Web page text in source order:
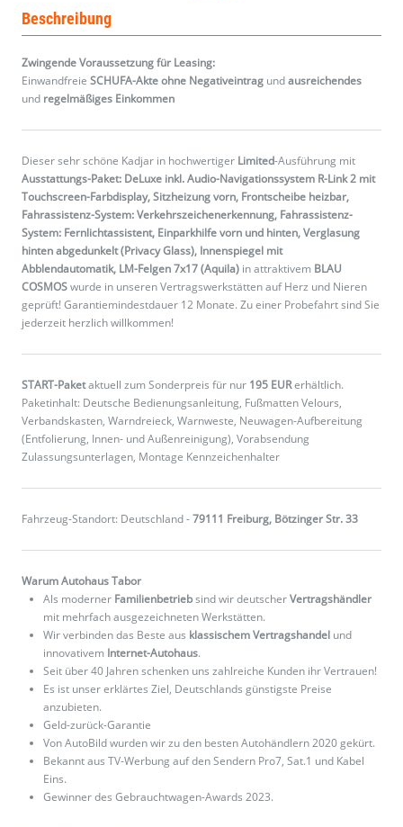
Beschreibung
Zwingende Voraussetzung für Leasing:
Einwandfreie SCHUFA-Akte ohne Negativeintrag undausreichendes
und regelmäßiges Einkommen
Dieser sehr schöne Kadjar in hochwertiger Limited-Ausführung mit
Ausstattungs-Paket: DeLuxe inkl. Audio-Navigationssystem R-Link 2 mit
Touchscreen-Farbdisplay, Sitzheizung vorn, Frontscheibe heizbar,
Fahrassistenz-System: Verkehrszeichenerkennung, Fahrassistenz-
System: Fernlichtassistent, Einparkhilfe vorn und hinten, Verglasung
hinten abgedunkelt (Privacy Glass), Innenspiegel mit
Abblendautomatik, LM-Felgen 7x17 (Aquila) in attraktivem BLAU
COSMOSwurde in unseren Vertragswerkstätten auf Herz und Nieren
geprüft! Garantiemindestdauer 12 Monate. Zu einer Probefahrt sind Sie
jederzeit herzlich willkommen!
START-Paketaktuell zum Sonderpreis für nur 195 EURerhältlich.
Paketinhalt: Deutsche Bedienungsanleitung, Fußmatten Velours,
Verbandskasten, Warndreieck, Warnweste, Neuwagen-Aufbereitung
(Entfolierung, Innen- und Außenreinigung), Vorabsendung
Zulassungsunterlagen, Montage Kennzeichenhalter
Fahrzeug-Standort: Deutschland -79111 Freiburg, Bötzinger Str. 33
Warum Autohaus Tabor
Als moderner Familienbetriebsind wir deutscherVertragshändler
mit mehrfach ausgezeichneten Werkstätten.
Wir verbinden das Beste aus klassischem Vertragshandel und
innovativem Internet-Autohaus.
Seit über 40 Jahren schenken uns zahlreiche Kunden ihr Vertrauen!
Es ist unser erklärtes Ziel, Deutschlands günstigste Preise
anzubieten.
Geld-zurück-Garantie
Von AutoBild wurden wir zu den besten Autohändlern 2020 gekürt.
Bekannt aus TV-Werbung auf den Sendern Pro7, Sat.1 und Kabel
Eins.
Gewinner des Gebrauchtwagen-Awards 2023.